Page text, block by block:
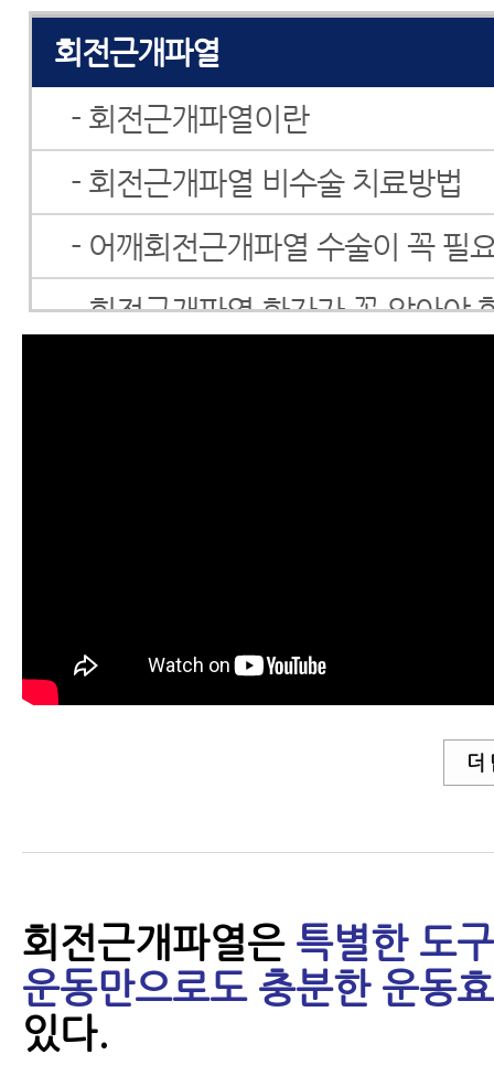
회전근개파열
- 회전근개파열이란
- 회전근개파열 비수술 치료방법
- 어깨회전근개파열 수술이 꼭 필
- 회전근개파열 환자가 꼭 알아야
관절운동법
- 무릎통증, 무릎관절염에 좋은 운
- 무릎통증, 무릎관절염에 좋은 운
운동
손목건초염(드퀘르벵)
더
회전근개파열은 특별한 도
운동만으로도 충분한 운동
있다.